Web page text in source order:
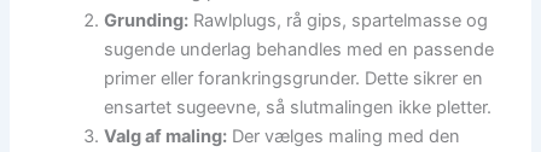
Grunding: Rawlplugs, rå gips, spartelmasse og
sugende underlag behandles med en passende
primer eller forankringsgrunder. Dette sikrer en
ensartet sugeevne, så slutmalingen ikke pletter.
Valg af maling: Der vælges maling med den